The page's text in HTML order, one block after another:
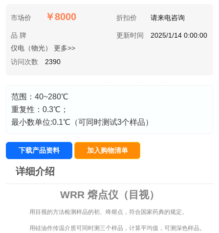
市场价 ￥8000 折扣价 请来电咨询
品 牌
仪电（物光） 更多>>
更新时间 2025/1/14 0:00:00
访问次数 2390
范围：40~280℃
重复性：0.3℃；
最小数单位:0.1℃（可同时测试3个样品）
下载产品资料 加入购物清单
详细介绍
WRR 熔点仪（目视）
用目视的方法检测样品的初、终熔点，符合国家药典的规定。
用硅油作传温介质可同时测三个样品，计算平均值，可测深色样品。